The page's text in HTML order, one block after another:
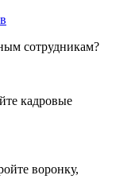
сотрудникам?
кадровые
воронку,